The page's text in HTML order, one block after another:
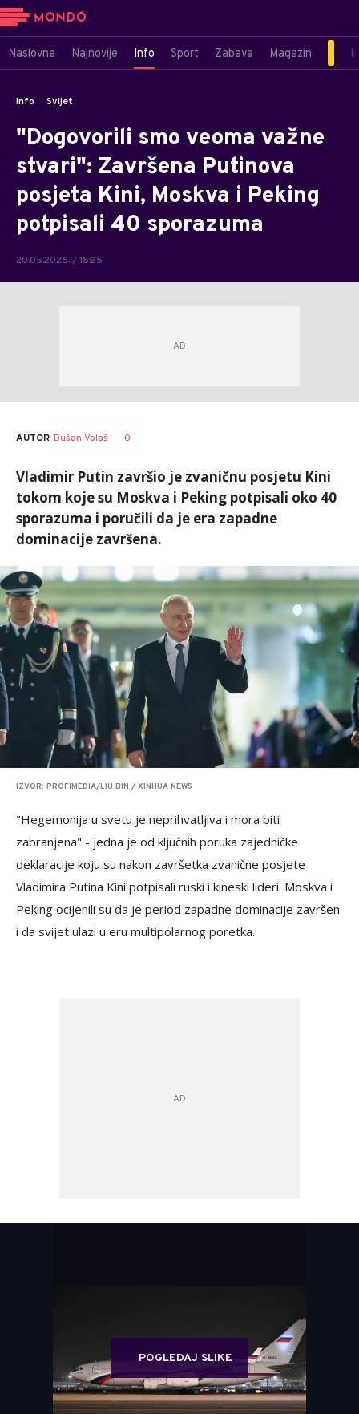
Naslovna Najnovije Info Sport Zabava Magazin
Info Svijet
"Dogovorili smo veoma važne
stvari": Završena Putinova
posjeta Kini, Moskva i Peking
potpisali 40 sporazuma
20.05.2026. / 18:25
AUTOR Dušan Volaš 0
Vladimir Putin završio je zvaničnu posjetu Kini
tokom koje su Moskva i Peking potpisali oko 40
sporazuma i poručili da je era zapadne
dominacije završena.
IZVOR: PROFIMEDIA/LIU BIN / XINHUA NEWS
"Hegemonija u svetu je neprihvatljiva i mora biti
zabranjena" - jedna je od ključnih poruka zajedničke
deklaracije koju su nakon završetka zvanične posjete
Vladimira Putina Kini potpisali ruski i kineski lideri. Moskva i
Peking ocijenili su da je period zapadne dominacije završen
i da svijet ulazi u eru multipolarnog poretka.
POGLEDAJ SLIKE